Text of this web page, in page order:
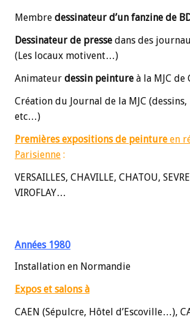
Membre dessinateur d’un fanzine de
Dessinateur de presse dans des
(Les locaux motivent…)
Animateur dessin peinture à la MJC de
Création du Journal de la MJC (dessins,
etc…)
Premières expositions de peinture en
Parisienne :
VERSAILLES, CHAVILLE, CHATOU,
VIROFLAY…
Années 1980
Installation en Normandie
Expos et salons à
CAEN (Sépulcre, Hôtel d’Escoville…),